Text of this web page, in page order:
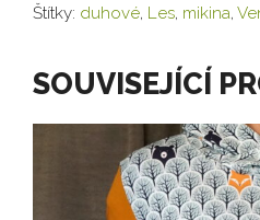
Štítky: duhové, Les, mikina,
SOUVISEJÍCÍ